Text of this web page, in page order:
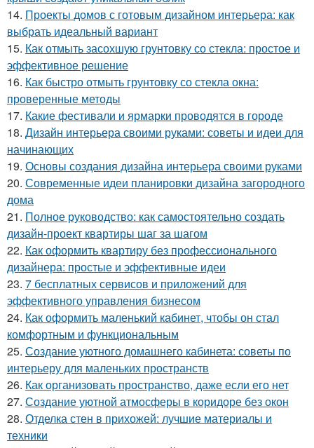
14. Проекты домов с готовым дизайном интерьера: как
выбрать идеальный вариант
15. Как отмыть засохшую грунтовку со стекла: простое и
эффективное решение
16. Как быстро отмыть грунтовку со стекла окна:
проверенные методы
17. Какие фестивали и ярмарки проводятся в городе
18. Дизайн интерьера своими руками: советы и идеи для
начинающих
19. Основы создания дизайна интерьера своими руками
20. Современные идеи планировки дизайна загородного
дома
21. Полное руководство: как самостоятельно создать
дизайн-проект квартиры шаг за шагом
22. Как оформить квартиру без профессионального
дизайнера: простые и эффективные идеи
23. 7 бесплатных сервисов и приложений для
эффективного управления бизнесом
24. Как оформить маленький кабинет, чтобы он стал
комфортным и функциональным
25. Создание уютного домашнего кабинета: советы по
интерьеру для маленьких пространств
26. Как организовать пространство, даже если его нет
27. Создание уютной атмосферы в коридоре без окон
28. Отделка стен в прихожей: лучшие материалы и
техники